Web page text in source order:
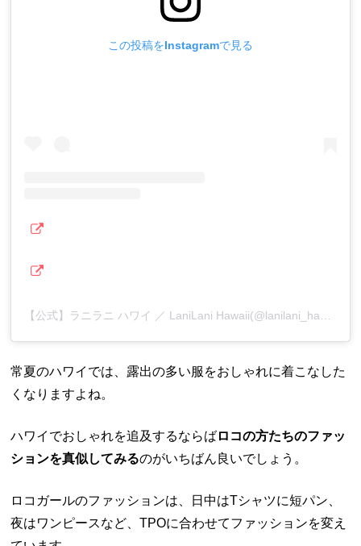
この投稿をInstagramで見る
【公式】ラニラニ ハワイ ／ LaniLani Hawaii(@lanilani_hawaii)がシェアした投稿
常夏のハワイでは、露出の多い服をおしゃれに着こなした
くなりますよね。
ハワイでおしゃれを追及するならばロコの方たちのファッ
ションを真似してみるのがいちばん良いでしょう。
ロコガールのファッションは、日中はTシャツに短パン、
夜はワンピースなど、TPOに合わせてファッションを変え